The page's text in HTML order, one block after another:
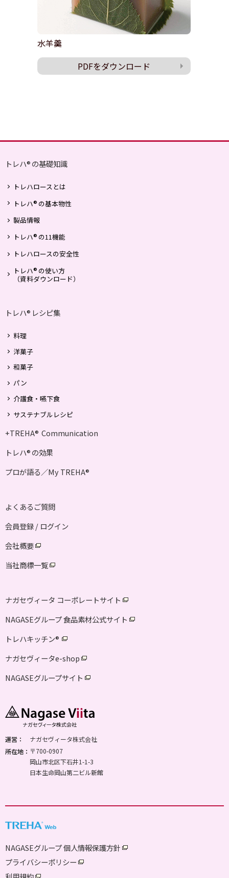
水羊羹
PDFをダウンロード
トレハ® の基礎知識
トレハロースとは
トレハ® の基本物性
製品情報
トレハ® の11機能
トレハロースの安全性
トレハ® の使い方
（資料ダウンロード）
トレハ® レシピ集
料理
洋菓子
和菓子
パン
介護食・嚥下食
サステナブルレシピ
+TREHA® Communication
トレハ® の効果
プロが語る／My TREHA®
よくあるご質問
会員登録 / ログイン
会社概要
当社商標一覧
ナガセヴィータ コーポレートサイト
NAGASEグループ 食品素材公式サイト
トレハキッチン®
ナガセヴィータe-shop
NAGASEグループサイト
運営：
ナガセヴィータ株式会社
所在地： 〒700-0907
岡山市北区下石井1-1-3
日本生命岡山第二ビル新館
NAGASEグループ 個人情報保護方針
プライバシーポリシー